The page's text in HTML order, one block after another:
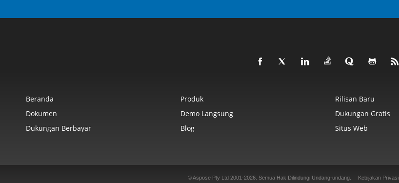
Beranda Produk Rilisan Baru
Dokumen
Demo Langsung Dukungan Gratis
Dukungan Berbayar
Blog Situs Web
© Aspose Pty Ltd 2001-2026. Semua Hak Dilindungi Undang-undang. Kebijakan Privasi